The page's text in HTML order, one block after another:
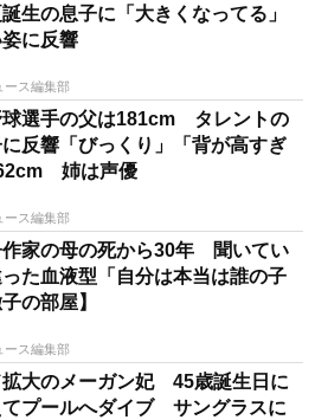
生の息子に「大きくなってる」
に反響
ース編集部
球選手の父は181cm タレントの
反響「びっくり」「背が高すぎ
姉は声優
ース編集部
作家の母の死から30年 聞いてい
た血液型「自分は本当は誰の子
の部屋】
ース編集部
拡大のメーガン妃 45歳誕生日に
てプールへダイブ サングラスに